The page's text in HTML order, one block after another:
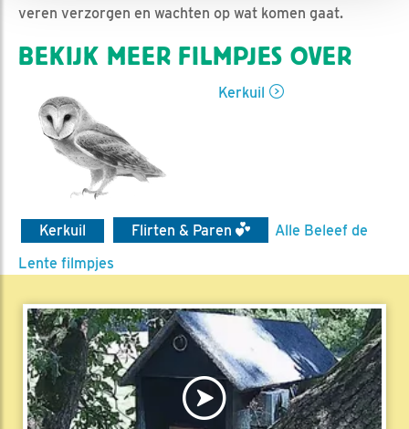
veren verzorgen en wachten op wat komen gaat.
BEKIJK MEER FILMPJES OVER
Kerkuil
Kerkuil Flirten & Paren
Alle Beleef de
Lente filmpjes